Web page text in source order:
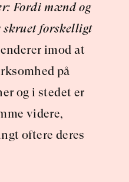
Fordi mænd og
skruet forskelligt
imod at
på
og i stedet er
videre,
oftere deres